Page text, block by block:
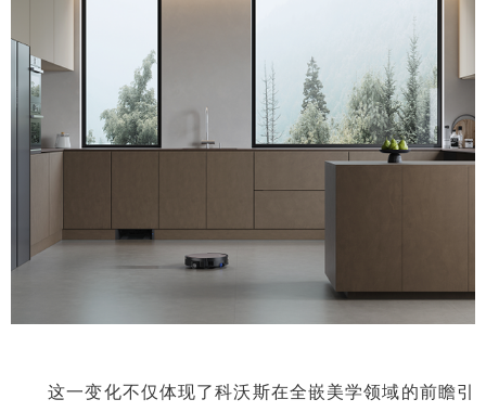
这一变化不仅体现了科沃斯在全嵌美学领域的前瞻引